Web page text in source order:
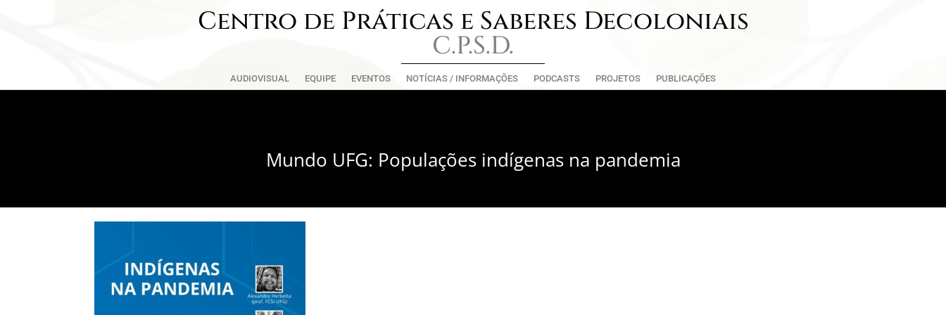
Centro de Práticas e Saberes Decoloniais
C.P.S.D.
AUDIOVISUAL EQUIPE EVENTOS NOTÍCIAS / INFORMAÇÕES PODCASTS PROJETOS PUBLICAÇÕES
Mundo UFG: Populações indígenas na pandemia